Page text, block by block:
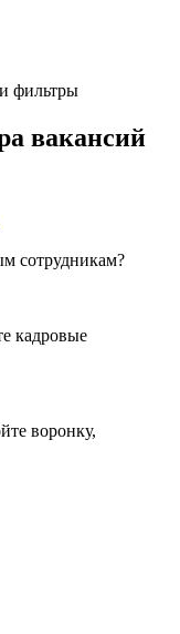
фильтры
вакансий
сотрудникам?
кадровые
воронку,